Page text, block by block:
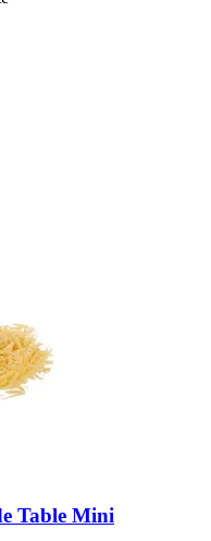
Table Mini